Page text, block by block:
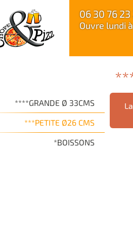
06 30 76 23
Ouvre lundi à
****GRANDE Ø 33CMS
***PETITE Ø26 CMS
*BOISSONS